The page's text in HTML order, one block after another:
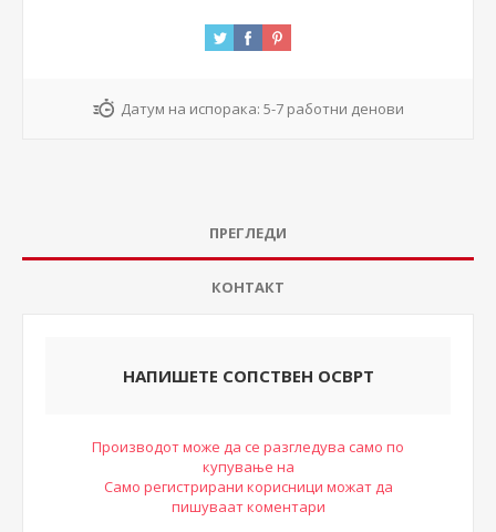
Датум на испорака: 5-7 работни денови
ПРЕГЛЕДИ
КОНТАКТ
НАПИШЕТЕ СОПСТВЕН ОСВРТ
Производот може да се разгледува само по
купување на
Само регистрирани корисници можат да
пишуваат коментари